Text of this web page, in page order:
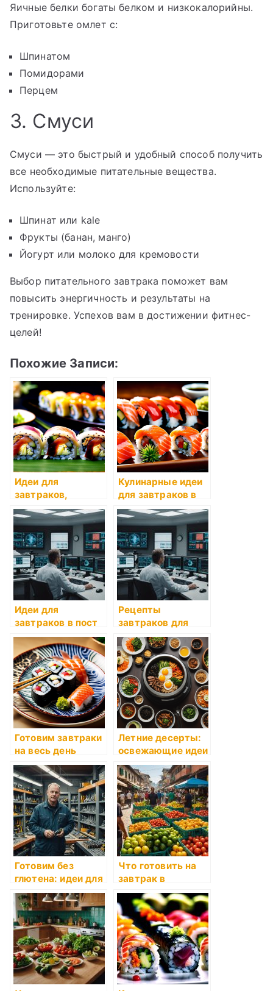
Яичные белки богаты белком и низкокалорийны.
Приготовьте омлет с:
Шпинатом
Помидорами
Перцем
3. Смуси
Смуси — это быстрый и удобный способ получить
все необходимые питательные вещества.
Используйте:
Шпинат или kale
Фрукты (банан, манго)
Йогурт или молоко для кремовости
Выбор питательного завтрака поможет вам
повысить энергичность и результаты на
тренировке. Успехов вам в достижении фитнес-
целей!
Похожие Записи:
Идеи для
завтраков,
которые зарядят
энергией
Кулинарные идеи
для завтраков в
пост
Идеи для
завтраков в пост
Рецепты
завтраков для
трудовых будней
Готовим завтраки
на весь день
Летние десерты:
освежающие идеи
Готовим без
глютена: идеи для
рецептов
Что готовить на
завтрак в
выходные